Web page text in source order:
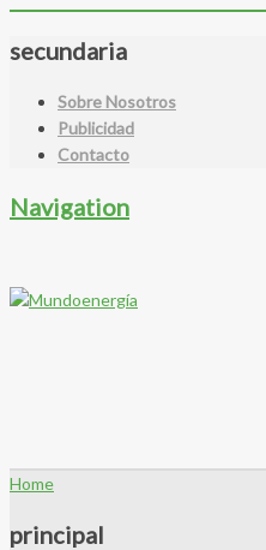
secundaria
Sobre Nosotros
Publicidad
Contacto
Navigation
Home
principal